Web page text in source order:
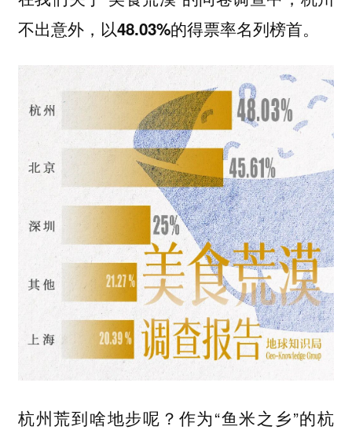
不出意外，以48.03%的得票率名列榜首。
杭州荒到啥地步呢？作为“鱼米之乡”的杭